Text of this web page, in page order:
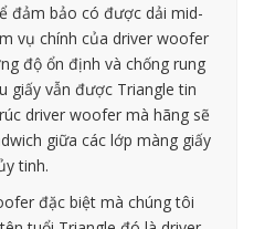
đảm bảo có được dải mid-
vụ chính của driver woofer
độ ổn định và chống rung
giấy vẫn được Triangle tin
driver woofer mà hãng sẽ
giữa các lớp màng giấy
tinh.
đặc biệt mà chúng tôi